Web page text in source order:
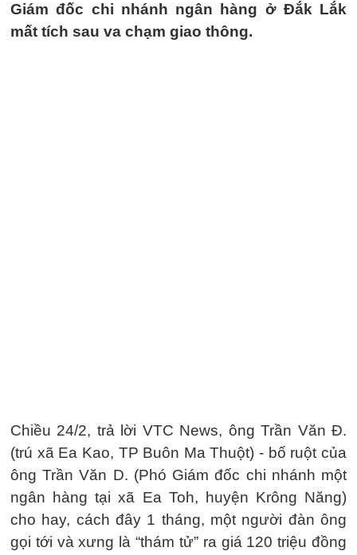
Giám đốc chi nhánh ngân hàng ở Đắk Lắk
mất tích sau va chạm giao thông.
Chiều 24/2, trả lời VTC News, ông Trần Văn Đ.
(trú xã Ea Kao, TP Buôn Ma Thuột) - bố ruột của
ông Trần Văn D. (Phó Giám đốc chi nhánh một
ngân hàng tại xã Ea Toh, huyện Krông Năng)
cho hay, cách đây 1 tháng, một người đàn ông
gọi tới và xưng là “thám tử” ra giá 120 triệu đồng